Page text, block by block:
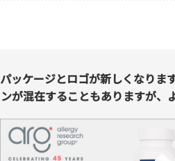
パッケージとロゴが新しくなりま
ンが混在することもありますが、